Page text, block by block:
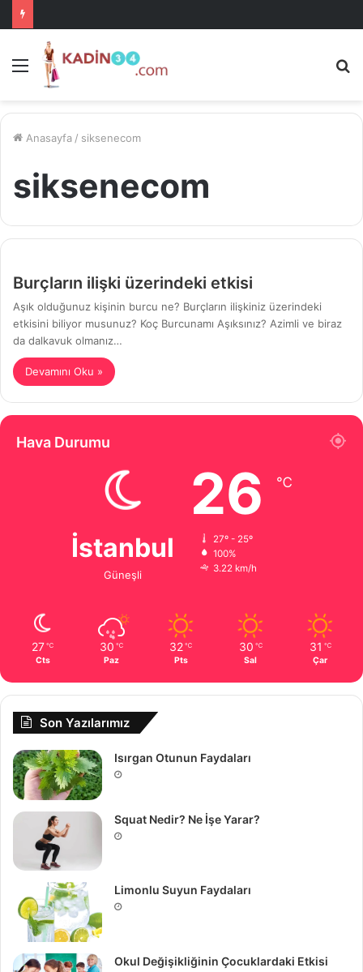
Menü
Anasayfa / siksenecom
siksenecom
Burçların ilişki üzerindeki etkisi
Aşık olduğunuz kişinin burcu ne? Burçların ilişkiniz üzerindeki
etkisini biliyor musunuz? Koç Burcunamı Aşıksınız? Azimli ve biraz
da dalkavuk olmanız…
Devamını Oku »
Hava Durumu
İstanbul
Güneşli
26 ℃
27º - 25º
100%
3.22 km/h
27 ℃
Cts
30 ℃
Paz
32 ℃
Pts
30 ℃
Sal
31 ℃
Çar
Son Yazılarımız
Isırgan Otunun Faydaları
Squat Nedir? Ne İşe Yarar?
Limonlu Suyun Faydaları
Okul Değişikliğinin Çocuklardaki Etkisi